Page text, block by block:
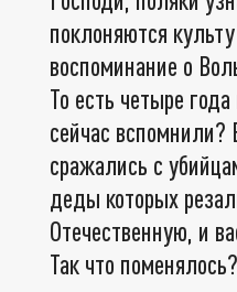
поклоняются
воспоминание о
То есть четыре
сейчас вспомнили?
сражались с
деды которых
Отечественную, и
Так что поменялось?